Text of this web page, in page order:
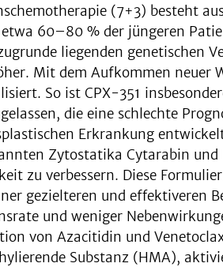
(7+3) besteht
60–80 % der jüngeren
liegenden genetischen
Mit dem Aufkommen neuer
So ist CPX-351
die eine schlechte
Erkrankung
Zytostatika Cytarabin
zu verbessern. Diese
gezielteren und effektiveren
und weniger
von Azacitidin und
Substanz (HMA),